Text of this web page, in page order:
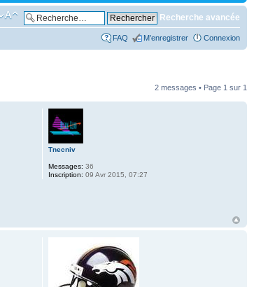
Recherche avancée
FAQ M’enregistrer Connexion
2 messages • Page 1 sur 1
Tnecniv
Messages: 36
Inscription: 09 Avr 2015, 07:27